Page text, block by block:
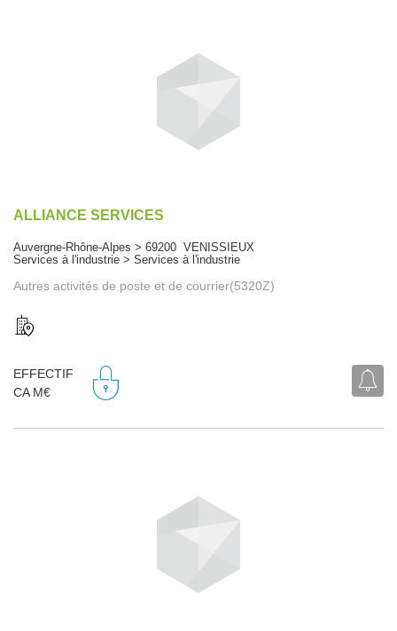
ALLIANCE SERVICES
Auvergne-Rhône-Alpes > 69200 VENISSIEUX
Services à l'industrie > Services à l'industrie
Autres activités de poste et de courrier(5320Z)
EFFECTIF
CA M€